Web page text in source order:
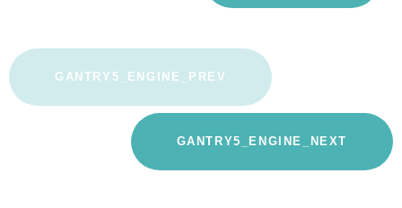
GANTRY5_ENGINE_PREV
GANTRY5_ENGINE_NEXT